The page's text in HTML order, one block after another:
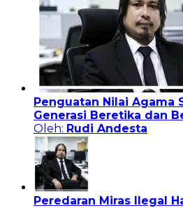
Penguatan Nilai Agama
Generasi Beretika dan
Oleh: Rudi Andesta
Peredaran Miras Ilegal